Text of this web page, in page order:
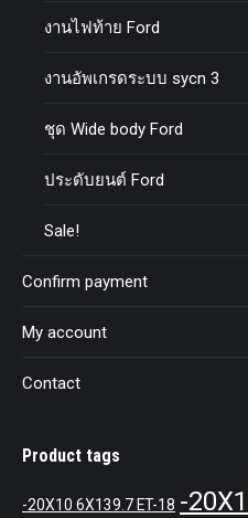
งานไฟท้าย Ford
งานอัพเกรดระบบ sycn 3
ชุด Wide body Ford
ประดับยนต์ Ford
Sale!
Confirm payment
My account
Contact
Product tags
-20X10 6X139.7 ET-18 -